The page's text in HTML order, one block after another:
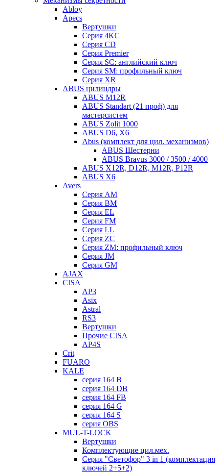
Abloy
Apecs
Вертушки
Серия 4KC
Серия CD
Серия Premier
Серия SC: английский ключ
Серия SM: профильный ключ
Серия XR
ABUS цилиндры
ABUS M12R
ABUS Standart (21 проф) для
мастерсистем
ABUS Zolit 1000
ABUS D6, X6
Abus (комплект для цил. механизмов)
ABUS Шестерни
ABUS Bravus 3000 / 3500 / 4000
ABUS X12R, D12R, M12R, P12R
ABUS X6
Avers
Серия AM
Серия BM
Серия EL
Серия FM
Серия LL
Серия ZC
Серия ZM: профильный ключ
Серия JM
Серия GM
AJAX
CISA
AP3
Asix
Astral
RS3
Вертушки
Прочие CISA
AP4S
Crit
FUARO
KALE
серия 164 B
серия 164 DB
серия 164 FB
серия 164 G
серия 164 S
серия OBS
MUL-T-LOCK
Вертушки
Комплектующие цил.мех.
Серия "Светофор" 3 in 1 (комплектация
ключей 2+5+2)